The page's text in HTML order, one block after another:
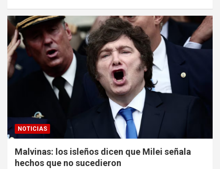
NOTICIAS
Malvinas: los isleños dicen que Milei señala
hechos que no sucedieron